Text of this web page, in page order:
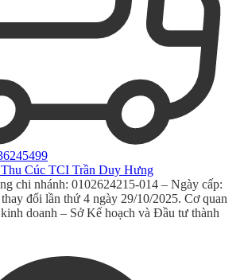
Cúc TCI Trần Duy Hưng
chi nhánh: 0102624215-014 – Ngày cấp:
đổi lần thứ 4 ngày 29/10/2025. Cơ quan
doanh – Sở Kế hoạch và Đầu tư thành